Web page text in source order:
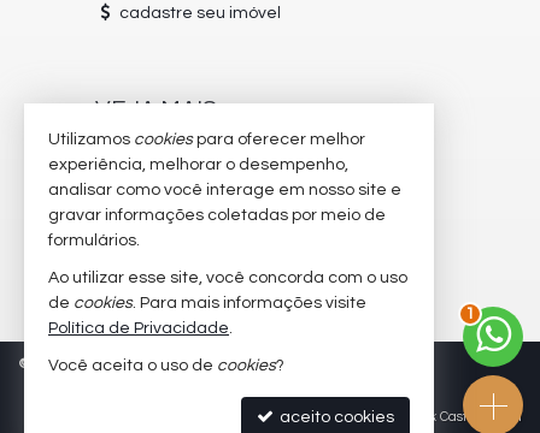
cadastre seu imóvel
VEJA MAIS
receba nosso newsletter
trabalhe conosco
imóveis favoritos
mapa de imóveis
© 2026 CRECI/SC 5504-J Política de Privacidade
Site para imobiliárias: Castel Digital
Utilizamos cookiespara oferecer melhor
experiência, melhorar o desempenho,
analisar como você interage em nosso site e
gravar informações coletadas por meio de
formulários.
Ao utilizar esse site, você concorda com o uso
de cookies. Para mais informações visite
Política de Privacidade.
Você aceita o uso de cookies?
aceito cookies